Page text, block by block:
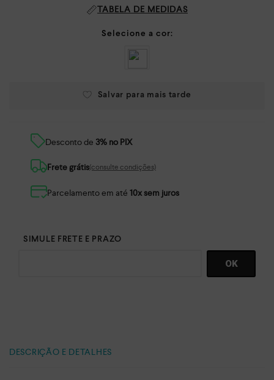
TABELA DE MEDIDAS
Desconto de 3% no PIX
Frete grátis(consulte condições)
Parcelamento em até 10x sem juros
DESCRIÇÃO E DETALHES